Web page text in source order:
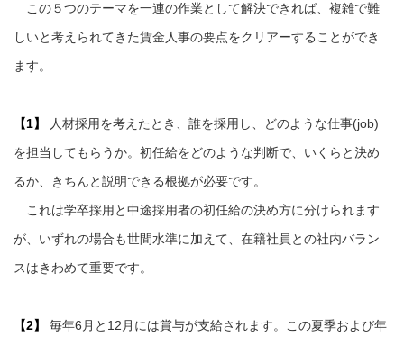
この５つのテーマを一連の作業として解決できれば、複雑で難
しいと考えられてきた賃金人事の要点をクリアーすることができ
ます。
【1】
人材採用を考えたとき、誰を採用し、どのような仕事(job)
を担当してもらうか。初任給をどのような判断で、いくらと決め
るか、きちんと説明できる根拠が必要です。
これは学卒採用と中途採用者の初任給の決め方に分けられます
が、いずれの場合も世間水準に加えて、在籍社員との社内バラン
スはきわめて重要です。
【2】
毎年6月と12月には賞与が支給されます。この夏季および年